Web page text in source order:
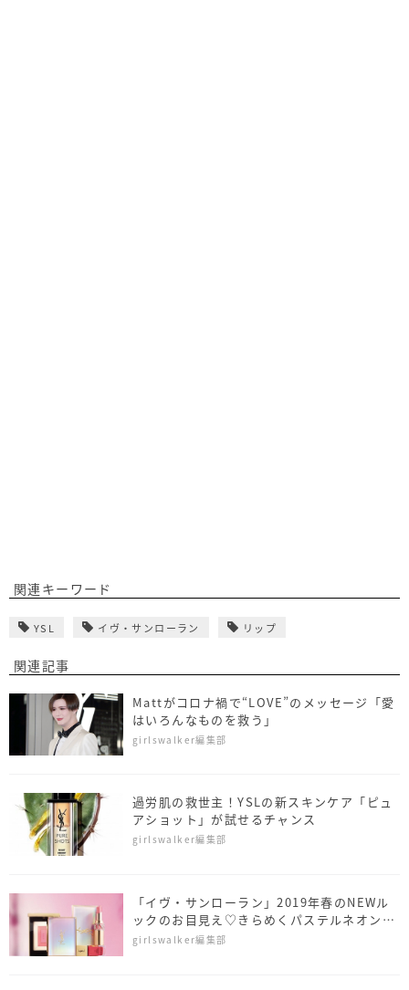
関連キーワード
YSL イヴ・サンローラン リップ
関連記事
Mattがコロナ禍で“LOVE”のメッセージ「愛
はいろんなものを救う」
girlswalker編集部
過労肌の救世主！YSLの新スキンケア「ピュ
アショット」が試せるチャンス
girlswalker編集部
「イヴ・サンローラン」2019年春のNEWル
ックのお目見え♡きらめくパステルネオンの
世界へようこそ
girlswalker編集部